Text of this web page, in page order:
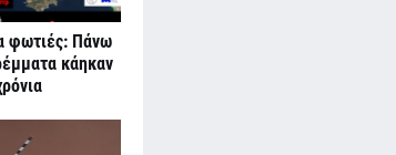
φωτιές: Πάνω
κάηκαν